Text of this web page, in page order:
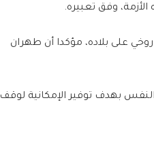
وفق تعبيره.
على بلاده، مؤكدا أن طهران
بهدف توفير الإمكانية لوقف